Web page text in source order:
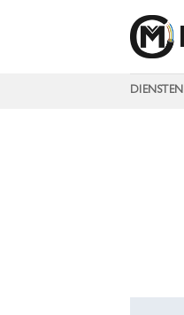
DIENSTEN